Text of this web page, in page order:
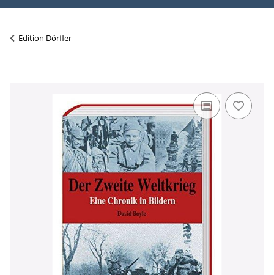
Edition Dörfler